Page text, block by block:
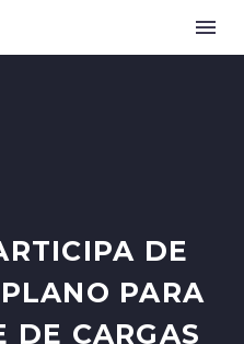
DE
PARA
DE CARGAS